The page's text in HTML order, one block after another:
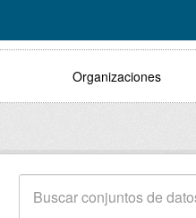
Organizaciones